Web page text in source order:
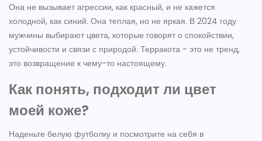
Она не вызывает агрессии, как красный, и не кажется
холодной, как синий. Она теплая, но не яркая. В 2024 году
мужчины выбирают цвета, которые говорят о спокойствии,
устойчивости и связи с природой. Терракота - это не тренд,
это возвращение к чему-то настоящему.
Как понять, подходит ли цвет
моей коже?
Наденьте белую футболку и посмотрите на себя в